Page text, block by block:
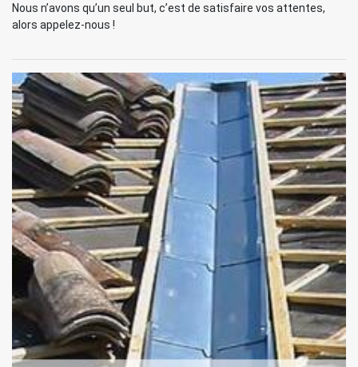
Nous n’avons qu’un seul but, c’est de satisfaire vos attentes,
alors appelez-nous !